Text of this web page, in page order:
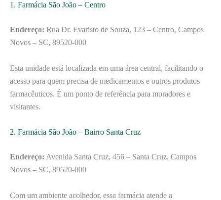
1. Farmácia São João – Centro
Endereço: Rua Dr. Evaristo de Souza, 123 – Centro, Campos
Novos – SC, 89520-000
Esta unidade está localizada em uma área central, facilitando o
acesso para quem precisa de medicamentos e outros produtos
farmacêuticos. É um ponto de referência para moradores e
visitantes.
2. Farmácia São João – Bairro Santa Cruz
Endereço: Avenida Santa Cruz, 456 – Santa Cruz, Campos
Novos – SC, 89520-000
Com um ambiente acolhedor, essa farmácia atende a